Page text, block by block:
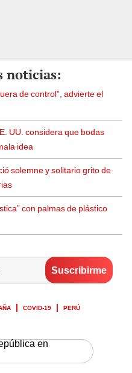
noticias:
de control”, advierte el
UU. considera que bodas
idea
solemne y solitario grito de
con palmas de plástico
COVID-19
PERÚ
en